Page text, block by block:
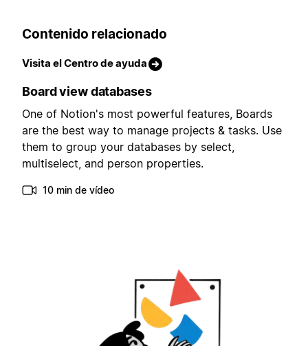
Contenido relacionado
Visita el Centro de ayuda
Board view databases
One of Notion's most powerful features, Boards
are the best way to manage projects & tasks. Use
them to group your databases by select,
multiselect, and person properties.
10 min de vídeo